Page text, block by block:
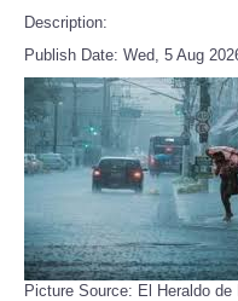
Description:
Publish Date: Wed, 5 Aug
Picture Source: El Heraldo de